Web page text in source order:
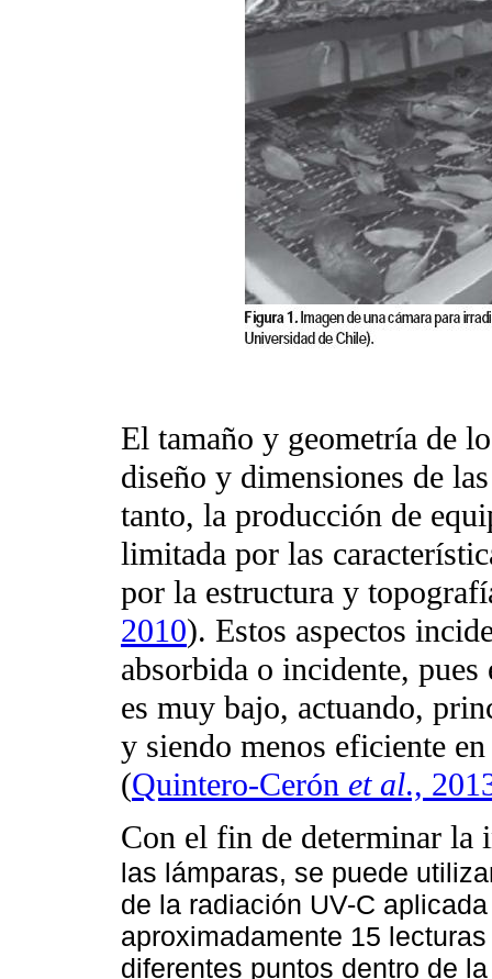
El tamaño y geometría de
diseño y dimensiones de
tanto, la producción de
limitada por las
por la estructura y
2010). Estos aspectos
absorbida o incidente,
es muy bajo, actuando,
y siendo menos eficiente
(Quintero-Cerón et al.,
Con el fin de determinar la
las lámparas, se puede
de la radiación UV-C
aproximadamente 15
diferentes puntos dentro de